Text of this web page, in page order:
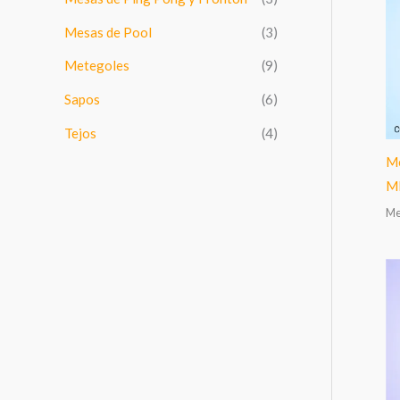
Mesas de Pool (3)
Metegoles (9)
Sapos (6)
Tejos (4)